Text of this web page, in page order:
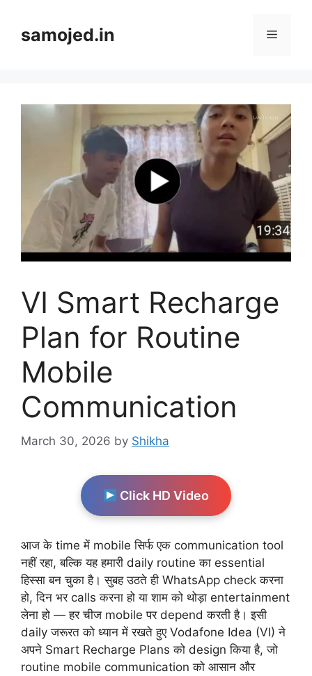
contentsamojed.in Menu
VI Smart Recharge
Plan for Routine
Mobile
Communication
March 30, 2026 by Shikha
Click HD Video
आज के time में mobile सिर्फ एक communication tool
नहीं रहा, बल्कि यह हमारी daily routine का essential
हिस्सा बन चुका है। सुबह उठते ही WhatsApp check करना
हो, दिन भर calls करना हो या शाम को थोड़ा entertainment
लेना हो — हर चीज mobile पर depend करती है। इसी
daily जरूरत को ध्यान में रखते हुए Vodafone Idea (VI) ने
अपने Smart Recharge Plans को design किया है, जो
routine mobile communication को आसान और